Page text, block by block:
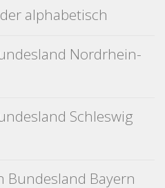
alphabetisch
Nordrhein-
Schleswig
Bayern